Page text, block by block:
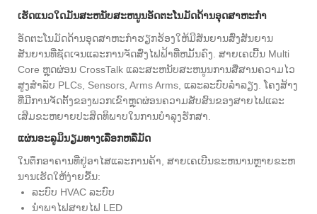
ເຮັດແນວໃດມັນສະຫນັບສະຫນູນອັດຕະໂນມັດດ້ານອຸດສາຫະກໍາ
ອັດຕະໂນມັດດ້ານອຸດສາຫະກໍາຮຽກຮ້ອງໃຫ້ມີສັນຍານສົ່ງສັນຍານ
ສັນຍານທີ່ຊັດເຈນແລະການຈັດສົ່ງໄຟຟ້າທີ່ຫມັ້ນຄົງ. ສາຍເຄເບີ້ນ Multi
Core ຫຼຸດຜ່ອນ CrossTalk ແລະສະຫນັບສະຫນູນການສື່ສານຄວາມໄວ
ສູງສໍາລັບ PLCs, Sensors, Arms Arms, ແລະລະບົບລໍາລຽງ. ໂຄງສ້າງ
ທີ່ມີການຈັດຕັ້ງຂອງພວກເຂົາຫຼຸດຜ່ອນຄວາມສັບສົນຂອງສາຍໄຟແລະ
ເສີມຂະຫຍາຍປະສິດທິພາບໃນການບໍາລຸງຮັກສາ.
ແຜ່ນອະລູມິນຽມທາງເລືອກຫລືມັດ
ໃນຕຶກອາຄານທີ່ຢູ່ອາໄສແລະການຄ້າ, ສາຍເຄເບີນຂະຫນານຫຼາຍຂະຫ
ນານເຮັດໃຫ້ງ່າຍຂື້ນ:
ລະບົບ HVAC ລະບົບ
ນໍາພາໄຟສາຍໄຟ LED